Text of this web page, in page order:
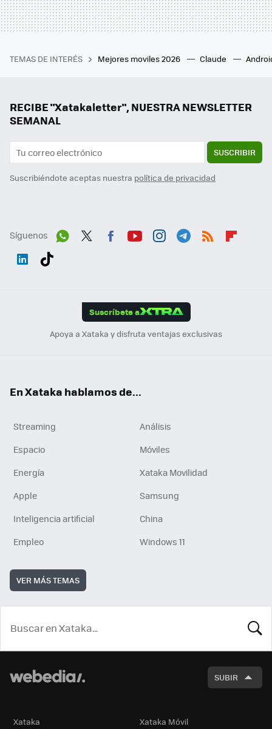
TEMAS DE INTERÉS Mejores moviles 2026 Claude
RECIBE "Xatakaletter", NUESTRA NEWSLETTER
SEMANAL
SUSCRIBIR
Suscribiéndote aceptas nuestra política de privacidad
Síguenos
Suscríbete a
Apoya a Xataka y disfruta ventajas exclusivas
En Xataka hablamos de...
Streaming
Análisis
Espacio
Móviles
Energía
Xataka Movilidad
Apple
Samsung
Inteligencia artificial
China
Empleo
Windows 11
VER MÁS TEMAS
SUBIR
Xataka Xataka Móvil